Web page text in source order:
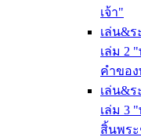
เจ้า"
เล่น&ร
เล่ม 2
คำขอ
เล่น&ร
เล่ม 3
สิ้นพร